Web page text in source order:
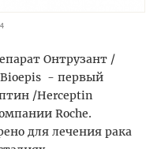
Онтрузант /
Bioepis - первый
/Herceptin
Roche.
для лечения рака